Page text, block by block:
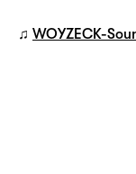
♫ WOYZECK-